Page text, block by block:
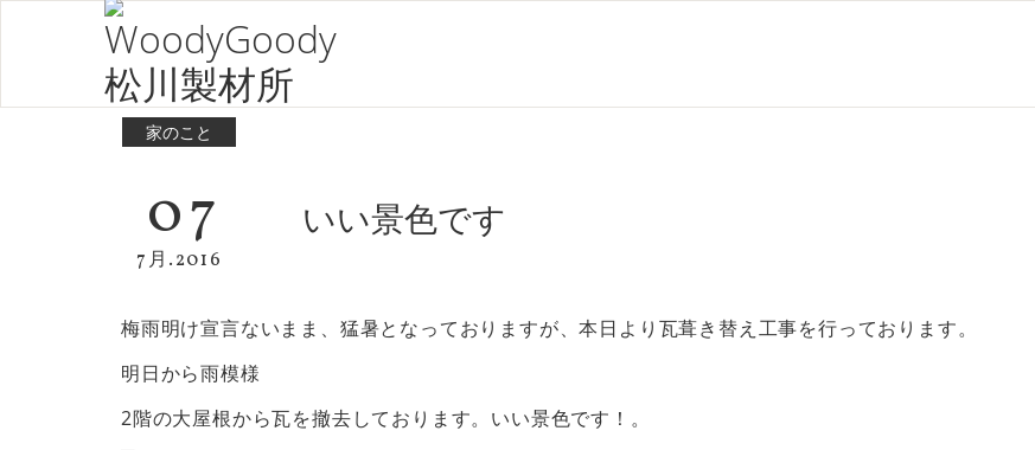
家のこと
07
7月.2016
いい景色です
梅雨明け宣言ないまま、猛暑となっておりますが、本日より瓦葺き替え工事を行っております。
明日から雨模様
2階の大屋根から瓦を撤去しております。いい景色です！。